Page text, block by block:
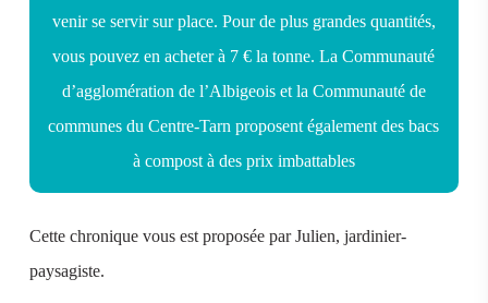
venir se servir sur place. Pour de plus grandes quantités,
vous pouvez en acheter à 7 € la tonne. La Communauté
d’agglomération de l’Albigeois et la Communauté de
communes du Centre-Tarn proposent également des bacs
à compost à des prix imbattables
Cette chronique vous est proposée par Julien, jardinier-
paysagiste.